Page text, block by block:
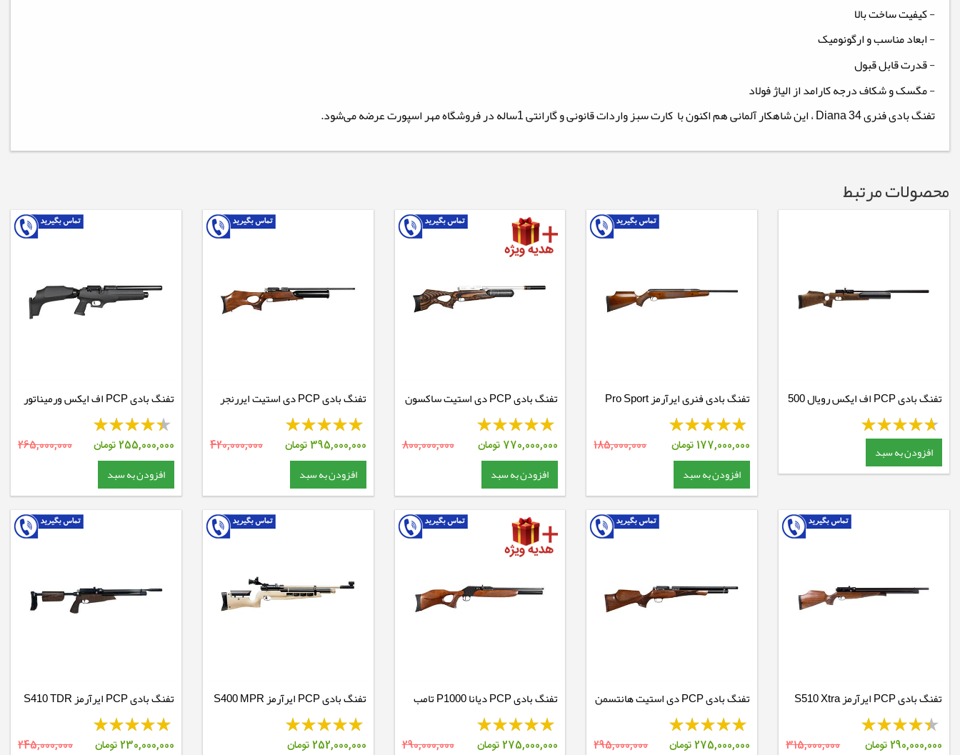
- کیفیت ساخت بالا
- ابعاد مناسب و ارگونومیک
- قدرت قابل قبول
- مگسک و شکاف درجه کارامد از الیاژ فولاد
تفنگ بادی فنری Diana 34 ، این شاهکار آلمانی هم اکنون با کارت سبز واردات قانونی و گارانتی 1ساله در فروشگاه مهر اسپورت عرضه می‌شود.
محصولات مرتبط
تفنگ بادی PCP اف ایکس رویال 500
افزودن به سبد
تفنگ بادی فنری ایرآرمز Pro Sport
177,000,000 تومان 185,000,000
افزودن به سبد
تفنگ بادی PCP دی استیت ساکسون
770,000,000 تومان 800,000,000
افزودن به سبد
تفنگ بادی PCP دی استیت ایررنجر
395,000,000تومان 420,000,000
افزودن به سبد
تفنگ بادی PCP اف ایکس ورمیناتور
کارابین
255,000,000تومان 265,000,000
افزودن به سبد
تفنگ بادی PCP ایرآرمز S510 Xtra
Sporter
290,000,000تومان 315,000,000
تفنگ بادی PCP دی استیت هانتسمن
رگال XL
275,000,000تومان 295,000,000
تفنگ بادی PCP دیانا P1000 تامب
هول
275,000,000تومان 290,000,000
تفنگ بادی PCP ایرآرمز S400 MPR
Biathlon
252,000,000تومان
تفنگ بادی PCP ایرآرمز S410 TDR
RH Walnut
230,000,000تومان 245,000,000